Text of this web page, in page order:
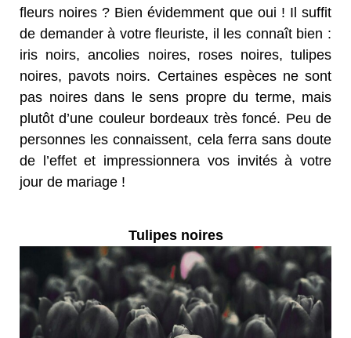
fleurs noires ? Bien évidemment que oui ! Il suffit
de demander à votre fleuriste, il les connaît bien :
iris noirs, ancolies noires, roses noires, tulipes
noires, pavots noirs. Certaines espèces ne sont
pas noires dans le sens propre du terme, mais
plutôt d’une couleur bordeaux très foncé. Peu de
personnes les connaissent, cela ferra sans doute
de l’effet et impressionnera vos invités à votre
jour de mariage !
Tulipes noires